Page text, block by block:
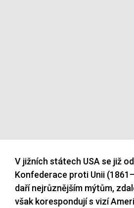
V jižních státech USA se již
Konfederace proti Unii
daří nejrůznějším mýtům,
však korespondují s vizí